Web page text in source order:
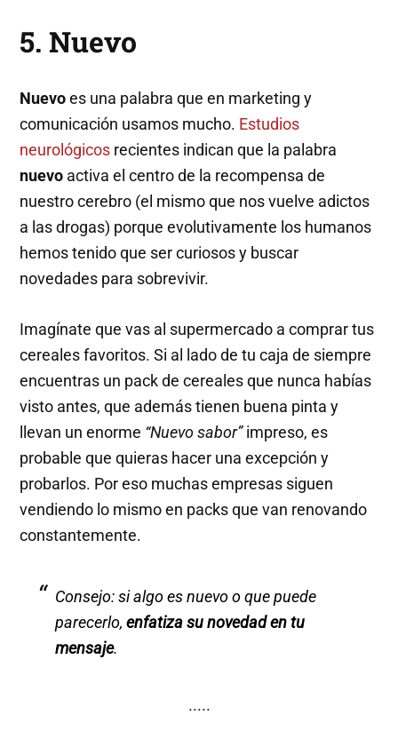
5. Nuevo
Nuevoes una palabra que en marketing y
comunicación usamos mucho. Estudios
neurológicos recientes indican que la palabra
nuevo activa el centro de la recompensa de
nuestro cerebro (el mismo que nos vuelve adictos
a las drogas) porque evolutivamente los humanos
hemos tenido que ser curiosos y buscar
novedades para sobrevivir.
Imagínate que vas al supermercado a comprar tus
cereales favoritos. Si al lado de tu caja de siempre
encuentras un pack de cereales que nunca habías
visto antes, que además tienen buena pinta y
llevan un enorme “Nuevo sabor”impreso, es
probable que quieras hacer una excepción y
probarlos. Por eso muchas empresas siguen
vendiendo lo mismo en packs que van renovando
constantemente.
Consejo: si algo es nuevo o que puede
parecerlo,enfatiza su novedad en tu
mensaje.
·····